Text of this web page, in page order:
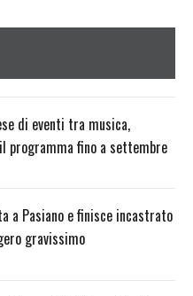
di eventi tra musica,
programma fino a settembre
a Pasiano e finisce incastrato
gravissimo